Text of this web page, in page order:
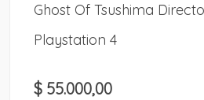
Ghost Of Tsushima
Playstation 4
$ 55.000,00